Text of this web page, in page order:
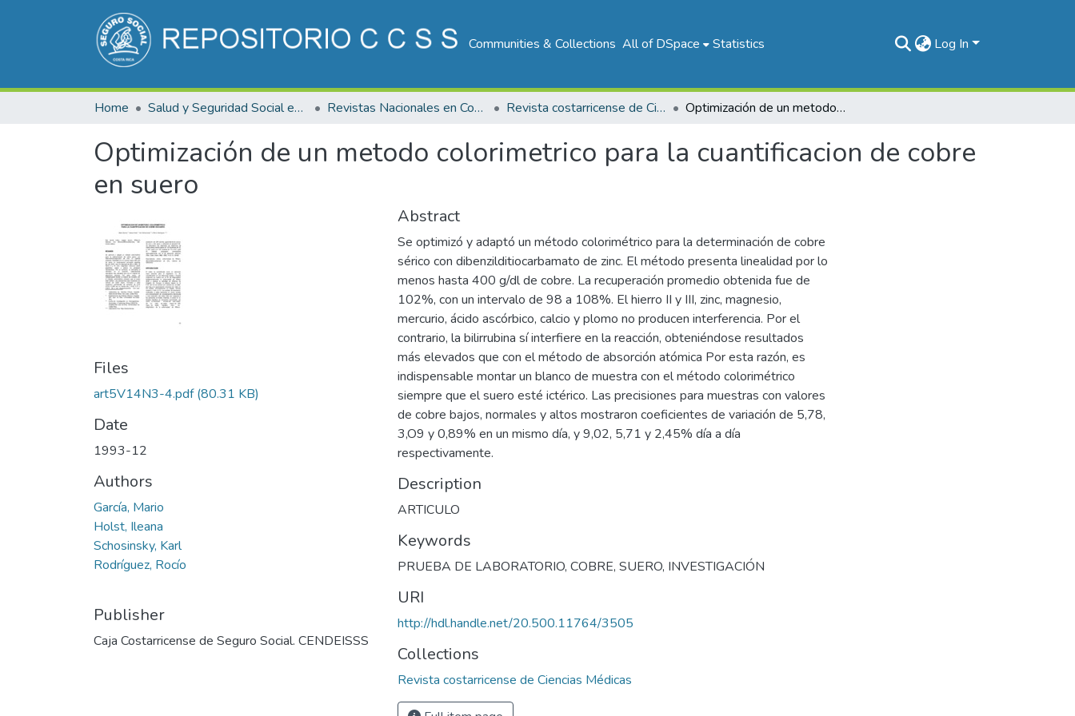
Communities & Collections All of DSpace Statistics Log In
Home Salud y Seguridad Social en Costa Rica Revistas Nacionales en Costa Rica Revista costarricense de Ciencias Médicas Optimización de un metodo colorimetrico para la cuantificacion de cobre en suero
Optimización de un metodo colorimetrico para la cuantificacion de cobre
en suero
Files
art5V14N3-4.pdf(80.31 KB)
Date
1993-12
Authors
García, Mario
Holst, Ileana
Schosinsky, Karl
Rodríguez, Rocío
Publisher
Caja Costarricense de Seguro Social. CENDEISSS
Abstract
Se optimizó y adaptó un método colorimétrico para la determinación de cobre
sérico con dibenzilditiocarbamato de zinc. El método presenta linealidad por lo
menos hasta 400 g/dl de cobre. La recuperación promedio obtenida fue de
102%, con un intervalo de 98 a 108%. El hierro II y III, zinc, magnesio,
mercurio, ácido ascórbico, calcio y plomo no producen interferencia. Por el
contrario, la bilirrubina sí interfiere en la reacción, obteniéndose resultados
más elevados que con el método de absorción atómica Por esta razón, es
indispensable montar un blanco de muestra con el método colorimétrico
siempre que el suero esté ictérico. Las precisiones para muestras con valores
de cobre bajos, normales y altos mostraron coeficientes de variación de 5,78,
3,O9 y 0,89% en un mismo día, y 9,02, 5,71 y 2,45% día a día
respectivamente.
Description
ARTICULO
Keywords
PRUEBA DE LABORATORIO, COBRE, SUERO, INVESTIGACIÓN
URI
http://hdl.handle.net/20.500.11764/3505
Collections
Revista costarricense de Ciencias Médicas